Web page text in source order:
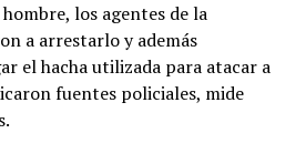
los agentes de la
a arrestarlo y además
el hacha utilizada para atacar a
fuentes policiales, mide